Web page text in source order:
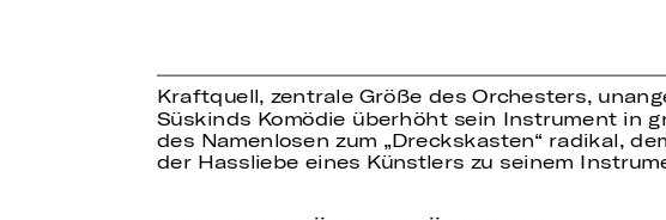
Kraftquell, zentrale Größe des Orchesters,
Süskinds Komödie überhöht sein Instrument in
des Namenlosen zum „Dreckskasten“ radikal,
der Hassliebe eines Künstlers zu seinem